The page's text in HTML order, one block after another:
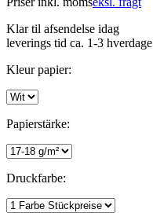
Klar til afsendelse idag
leverings tid ca. 1-3 hverdage
Kleur papier:
Papierstärke:
Druckfarbe: